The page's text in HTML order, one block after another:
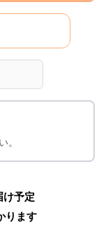
。
け予定
ります